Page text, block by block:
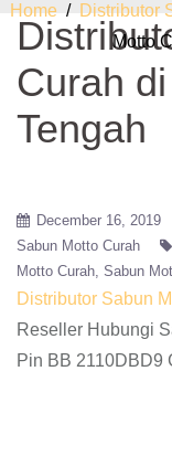
Home / Distributor
Motto
Curah
Tengah
December 16, 2019
Sabun Motto Curah
Motto Curah Sabun
Distributor Sabun
Reseller Hubungi
Pin BB 2110DBD9